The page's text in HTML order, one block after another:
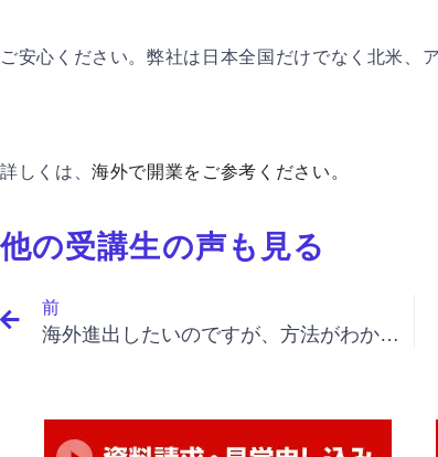
ご安心ください。弊社は日本全国だけでなく北米、
詳しくは、海外で開業をご参考ください。
他の受講生の声も見る
前
海外進出したいのですが、方法がわかりません